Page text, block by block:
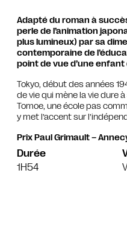
Adapté du roman à
perle de l’animation
plus lumineux) par sa
contemporaine de
point de vue d’une
Tokyo, début des années
de vie qui mène la vie dure
Tomoe, une école pas
y met l’accent sur
Prix Paul Grimault –
Durée
1H54